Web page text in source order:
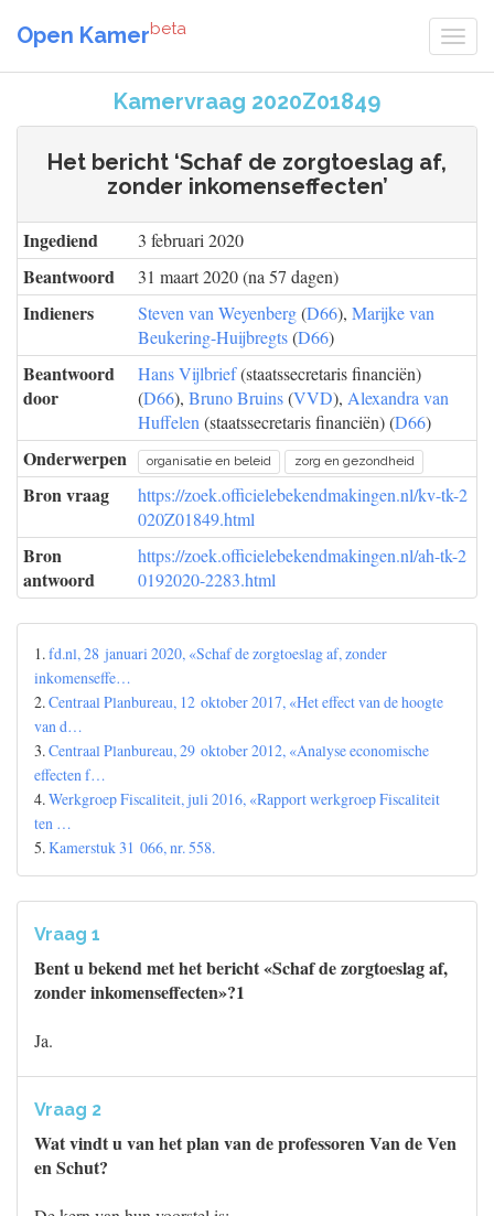
Open Kamerbeta
Kamervraag 2020Z01849
Het bericht ‘Schaf de zorgtoeslag af,
zonder inkomenseffecten’
Ingediend 3 februari 2020
Beantwoord 31 maart 2020 (na 57 dagen)
Indieners Steven van Weyenberg(D66), Marijke van
Beukering-Huijbregts(D66)
Beantwoord
door
Hans Vijlbrief(staatssecretaris financiën)
(D66), Bruno Bruins(VVD), Alexandra van
Huffelen (staatssecretaris financiën) (D66)
Onderwerpen organisatie en beleid zorg en gezondheid
Bron vraag
https://zoek.officielebekendmakingen.nl/kv-tk-2
020Z01849.html
Bron
antwoord
https://zoek.officielebekendmakingen.nl/ah-tk-2
0192020-2283.html
1.fd.nl, 28 januari 2020, «Schaf de zorgtoeslag af, zonder
inkomenseffe…
2.Centraal Planbureau, 12 oktober 2017, «Het effect van de hoogte
van d…
3.Centraal Planbureau, 29 oktober 2012, «Analyse economische
effecten f…
4.Werkgroep Fiscaliteit, juli 2016, «Rapport werkgroep Fiscaliteit
ten …
5.Kamerstuk 31 066, nr. 558.
Vraag 1
Bent u bekend met het bericht «Schaf de zorgtoeslag af,
zonder inkomenseffecten»?1
Ja.
Vraag 2
Wat vindt u van het plan van de professoren Van de Ven
en Schut?